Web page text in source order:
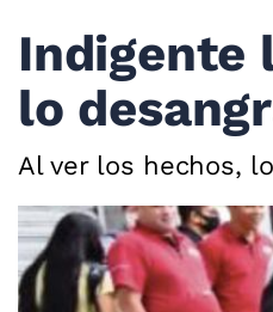
Indigente
lo
Al ver los hechos,